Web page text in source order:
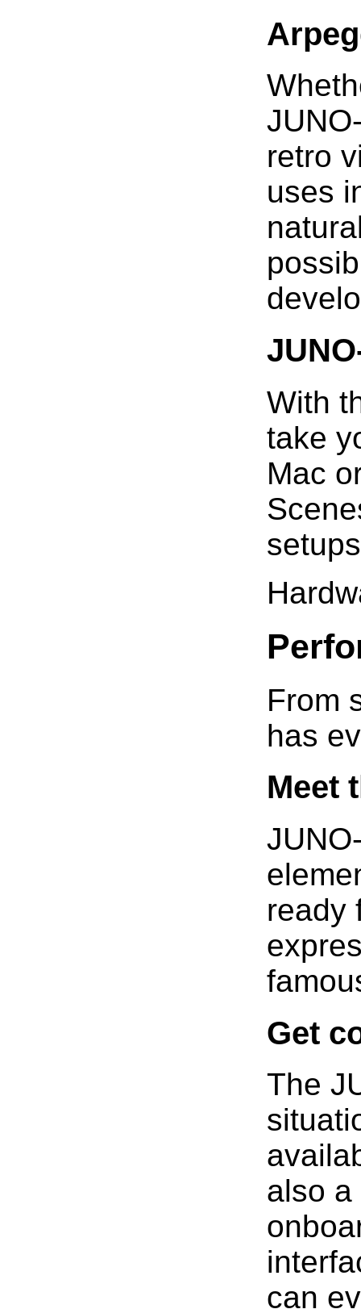
retro
uses
With
take
Mac
From
has
Meet
ready
Get
The
also a
can